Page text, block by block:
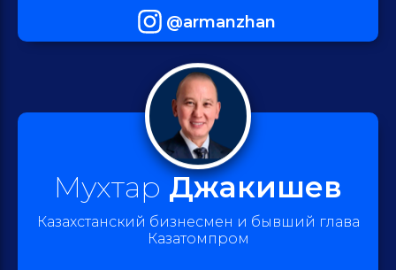
@armanzhan
Мухтар Джакишев
Казахстанский бизнесмен и бывший глава
Казатомпром